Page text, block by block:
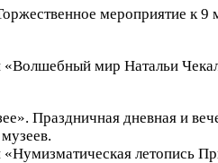
мероприятие к 9
«Волшебный мир Натальи
Праздничная дневная и
летопись